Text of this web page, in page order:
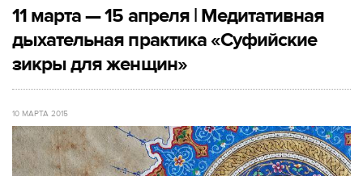
11 марта — 15 апреля | Медитативная
дыхательная практика «Суфийские
зикры для женщин»
10 МАРТА 2015